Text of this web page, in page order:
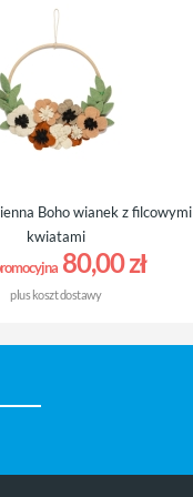
Boho wianek z filcowymi
kwiatami
80,00 zł
pluskoszt dostawy